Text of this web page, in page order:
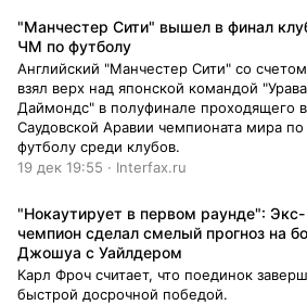
"Манчестер Сити" вышел в финал
ЧМ по футболу
Английский "Манчестер Сити" со
взял верх над японской командой
Даймондс" в полуфинале проходящего в
Саудовской Аравии чемпионата мира по
футболу среди клубов.
19 дек 19:55 · Interfax.ru
"Нокаутирует в первом раунде": Экс-
чемпион сделал смелый прогноз на
Джошуа с Уайлдером
Карл Фроч считает, что поединок
быстрой досрочной победой.